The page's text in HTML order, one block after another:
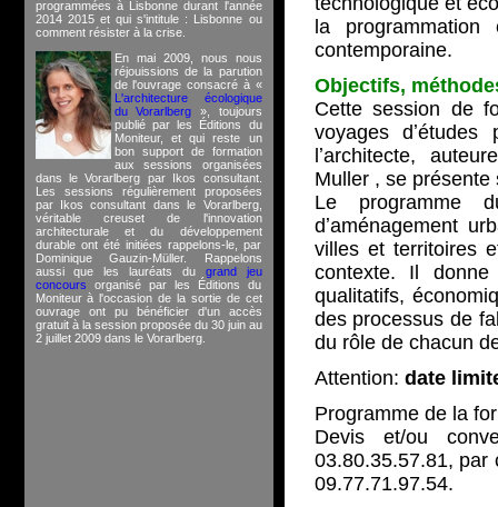
programmées à Lisbonne durant l'année
2014 2015 et qui s'intitule : Lisbonne ou
comment résister à la crise.
En mai 2009, nous nous
réjouissions de la parution
de l'ouvrage consacré à «
L'architecture écologique
du Vorarlberg », toujours
publié par les Éditions du
Moniteur, et qui reste un
bon support de formation
aux sessions organisées
dans le Vorarlberg par Ikos consultant.
Les sessions régulièrement proposées
par Ikos consultant dans le Vorarlberg,
véritable creuset de l'innovation
architecturale et du développement
durable ont été initiées rappelons-le, par
Dominique Gauzin-Müller. Rappelons
aussi que les lauréats du grand jeu
concours organisé par les Éditions du
Moniteur à l'occasion de la sortie de cet
ouvrage ont pu bénéficier d'un accès
gratuit à la session proposée du 30 juin au
2 juillet 2009 dans le Vorarlberg.
la programmation
contemporaine.
Objectifs,
Cette session de
voyages
lʼarchitecte,
Muller , se présente
Le programme
dʼaménagement
villes et territoires
contexte. Il
qualitatifs,
des processus de
du rôle de chacun
Attention: date
Programme de la
Devis et/ou
03.80.35.57.81,
09.77.71.97.54.